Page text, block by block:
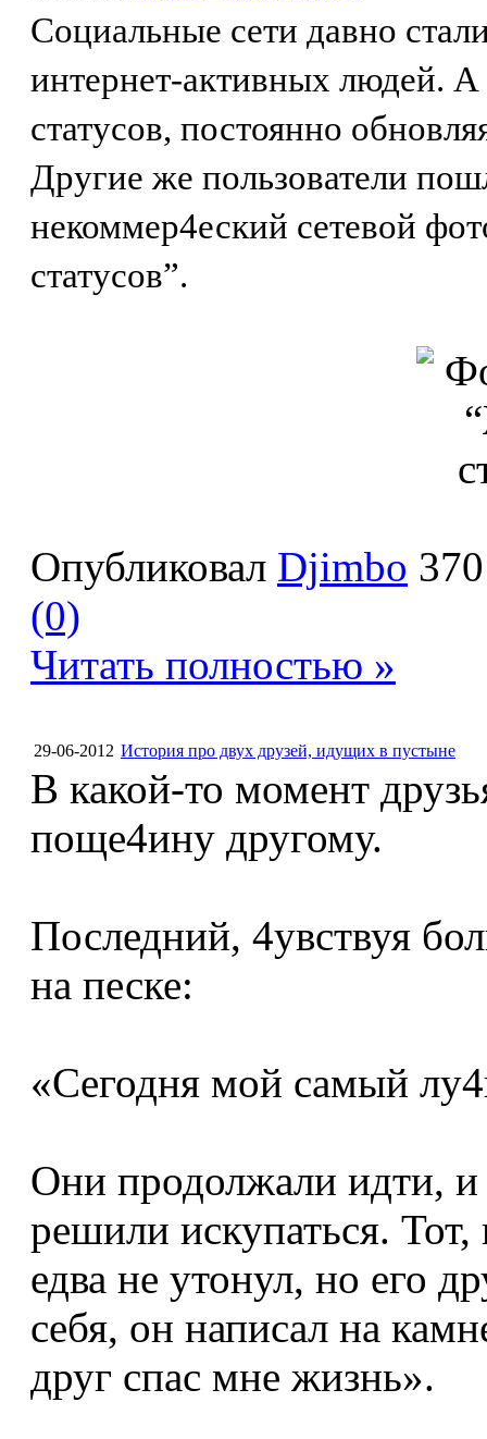
Социальные сети давно
интернет-активных людей.
статусов, постоянно
Другие же пользователи
некоммер4еский сетевой
статусов”.
Опубликовал Djimbo
(0)
Читать полностью »
29-06-2012 История про двух друзей, идущих в пустыне
В какой-то момент
поще4ину другому.
Последний, 4увствуя
на песке:
«Сегодня мой самый
Они продолжали идти,
решили искупаться.
едва не утонул, но его
себя, он написал на
друг спас мне жизнь».